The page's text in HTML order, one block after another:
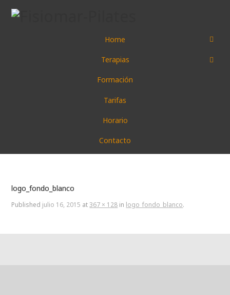
Home
Terapias
Formación
Tarifas
Horario
Contacto
logo_fondo_blanco
Published julio 16, 2015 at367 × 128 in logo_fondo_blanco.